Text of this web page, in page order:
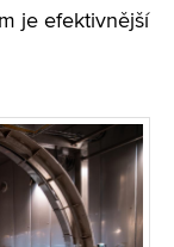
je efektivnější